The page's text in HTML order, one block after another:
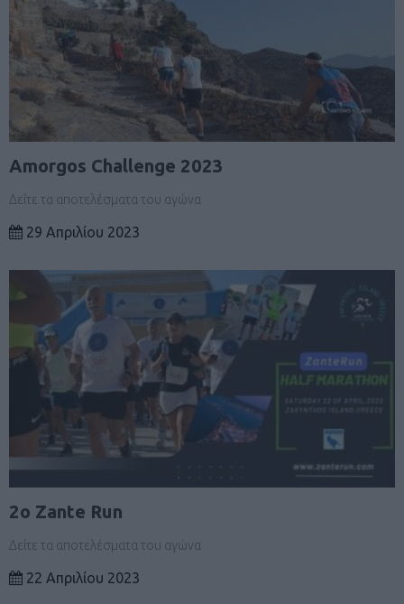
Amorgos Challenge 2023
Δείτε τα αποτελέσματα του αγώνα
29 Απριλίου 2023
2ο Zante Run
Δείτε τα αποτελέσματα του αγώνα
22 Απριλίου 2023